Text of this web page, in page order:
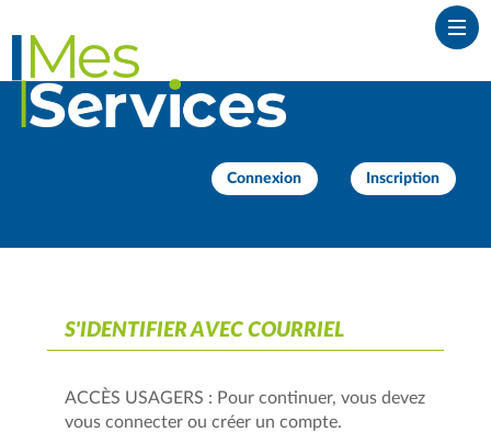
Connexion Inscription
S'IDENTIFIER AVEC COURRIEL
ACCÈS USAGERS : Pour continuer, vous devez
vous connecter ou créer un compte.